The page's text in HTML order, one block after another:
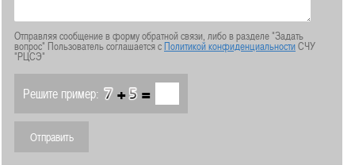
Отправляя сообщение в форму обратной связи, либо в разделе "Задать
вопрос" Пользователь соглашается сПолитикой конфиденциальностиСЧУ
"РЦСЭ"
Решите пример: + =